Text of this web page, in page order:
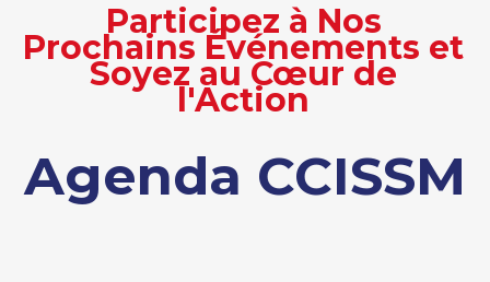
Participez à Nos
Prochains Événements et
Soyez au Cœur de
l'Action
Agenda CCISSM